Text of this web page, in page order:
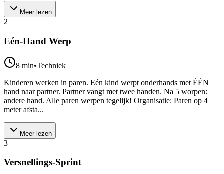
Meer lezen
2
Eén-Hand Werp
8 min•Techniek
Kinderen werken in paren. Eén kind werpt onderhands met ÉÉN
hand naar partner. Partner vangt met twee handen. Na 5 worpen:
andere hand. Alle paren werpen tegelijk! Organisatie: Paren op 4
meter afsta...
Meer lezen
3
Versnellings-Sprint